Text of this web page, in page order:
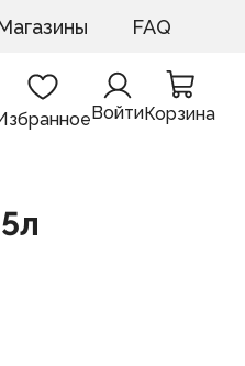
FAQ
ВойтиКорзина